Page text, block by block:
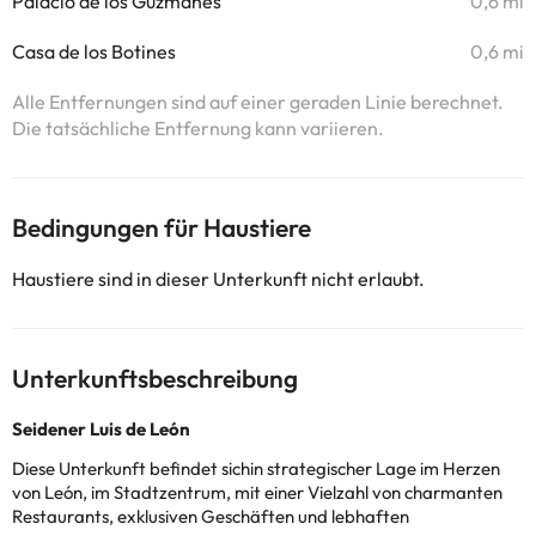
Casa de los Botines 0,6 mi
Alle Entfernungen sind auf einer geraden Linie berechnet.
Die tatsächliche Entfernung kann variieren.
Bedingungen für Haustiere
Haustiere sind in dieser Unterkunft nicht erlaubt.
Unterkunftsbeschreibung
Seidener Luis de León
Diese Unterkunft befindet sichin strategischer Lage im Herzen
von León, im Stadtzentrum, mit einer Vielzahl von charmanten
Restaurants, exklusiven Geschäften und lebhaften